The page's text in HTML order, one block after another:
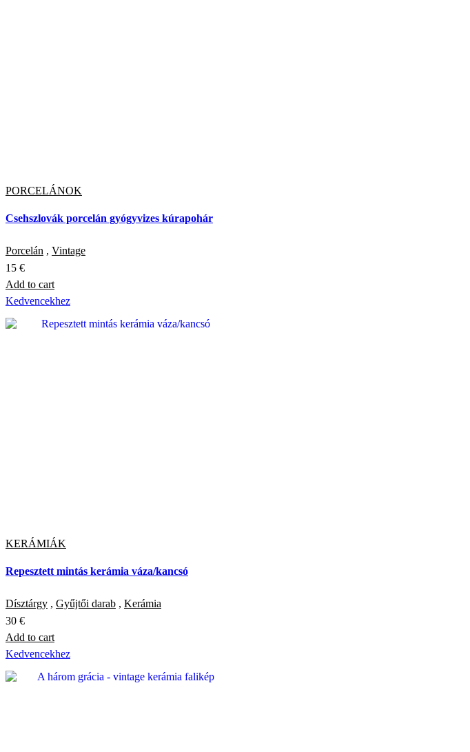
PORCELÁNOK
Csehszlovák porcelán gyógyvizes kúrapohár
Porcelán , Vintage
15 €
Add to cart
Kedvencekhez
KERÁMIÁK
Repesztett mintás kerámia váza/kancsó
Dísztárgy , Gyűjtői darab , Kerámia
30 €
Add to cart
Kedvencekhez